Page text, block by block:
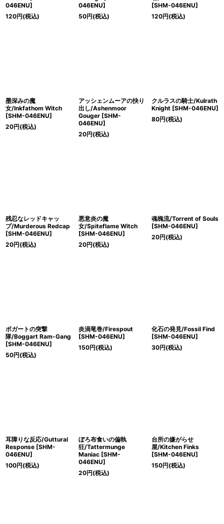
046ENU]
120円(税込)
046ENU]
50円(税込)
[SHM-046ENU]
120円(税込)
墨深みの魔
女/Inkfathom Witch
[SHM-046ENU]
20円(税込)
アッシェンムーアの抉り
出し/Ashenmoor
Gouger [SHM-
046ENU]
20円(税込)
クルラスの騎士/Kulrath
Knight [SHM-046ENU]
80円(税込)
残忍なレッドキャッ
プ/Murderous Redcap
[SHM-046ENU]
20円(税込)
悪意炎の魔
女/Spiteflame Witch
[SHM-046ENU]
20円(税込)
魂魄流/Torrent of Souls
[SHM-046ENU]
20円(税込)
ボガートの突撃
隊/Boggart Ram-Gang
[SHM-046ENU]
50円(税込)
炎渦竜巻/Firespout
[SHM-046ENU]
150円(税込)
化石の発見/Fossil Find
[SHM-046ENU]
30円(税込)
耳障りな反応/Guttural
Response [SHM-
046ENU]
100円(税込)
ぼろ布食いの偏執
狂/Tattermunge
Maniac [SHM-
046ENU]
20円(税込)
台所の嫌がらせ
屋/Kitchen Finks
[SHM-046ENU]
150円(税込)